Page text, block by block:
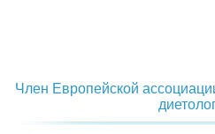
Член Европейской